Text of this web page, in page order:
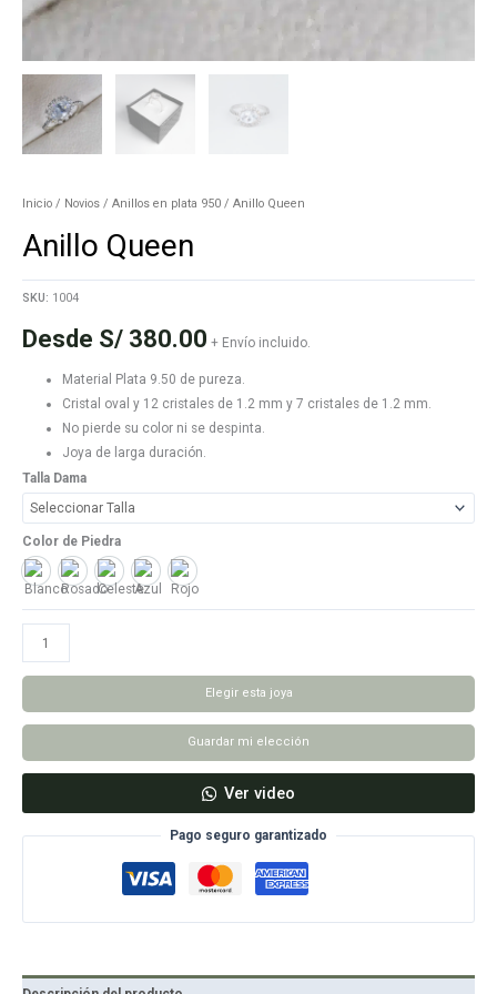
Inicio / Novios / Anillos en plata 950 / Anillo Queen
Anillo Queen
SKU: 1004
Desde S/ 380.00 + Envío incluido.
Material Plata 9.50 de pureza.
Cristal oval y 12 cristales de 1.2 mm y 7 cristales de 1.2 mm.
No pierde su color ni se despinta.
Joya de larga duración.
Talla Dama
Color de Piedra
BlancoRosadoCelesteAzul Rojo
Anillo
Queen
cantidad
Elegir esta joya
Guardar mi elección
Ver video
Pago seguro garantizado